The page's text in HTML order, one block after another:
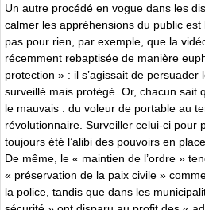
Un autre procédé en vogue dans les
calmer les appréhensions du public est
pas pour rien, par exemple, que la
récemment rebaptisée de manière
protection » : il s’agissait de persuader
surveillé mais protégé. Or, chacun sait
le mauvais : du voleur de portable au
révolutionnaire. Surveiller celui-ci pour
toujours été l’alibi des pouvoirs en
De même, le « maintien de l’ordre »
« préservation de la paix civile »
la police, tandis que dans les